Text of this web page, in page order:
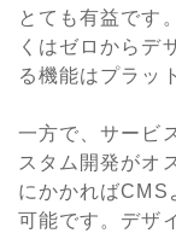
とても有益です
くはゼロからデ
る機能はプラッ
一方で、サービ
スタム開発がオ
にかかればCMS
可能です。デザ